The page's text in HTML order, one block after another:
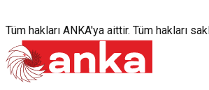
Tüm hakları ANKA'ya aittir. Tüm hakları